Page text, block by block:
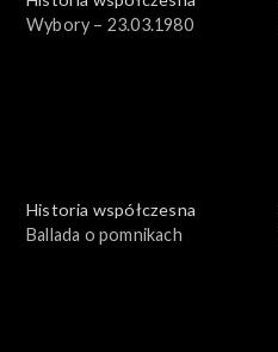
Wybory – 23.03.1980
Historia współczesna
Ballada o pomnikach